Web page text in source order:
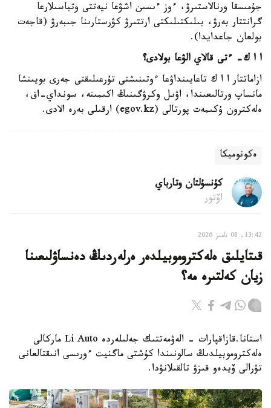
جۇمىسقا ورنالاستىرۋ، ءوز ءىسىن اشۋعا نيەتتى وتباسىلارعا
گرانتتار بەرۋ، بىلىكتىلىكتى ارتتىرۋ كۋرستارىنا جىبەرۋ (قاجەت
بولعان جاعدايدا).
ا ا ك- ءتى قالاي الۋعا بولادى؟
ازاماتتار ا ا ك تاعايىنداۋعا ءوتىنىشتى تۇرعىلىقتى جەرى بويىنشا
مانساپ ورتالىعىندا، اۋىل وكرۋگىنىڭ اكىمىنە، سونداي-اق،
ەلەكترون ۇكىمەت پورتالى (egov.kz) ارقىلى بەرە الادى.
ەكونوميكا
كۇنسۇلتان وتارباي
اۆتور
13:42, 08 تامىز 2026
قىتايلىق ەلەكتروموبيلدەر ەرلەردىڭ دەنساۋلىعىنا
زيان كەلتىرە مە؟
استانا.قازاقپارات - الەۋمەتتىك جەلىلەردە Li Auto ماركالى
ەلەكتروموبيلدىڭ سالونىندا كۇشتى ماگنيت ءورىسى انىقتالعانى
تۋرالى ۆيدەو قىزۋ تالقىلانۋدا.